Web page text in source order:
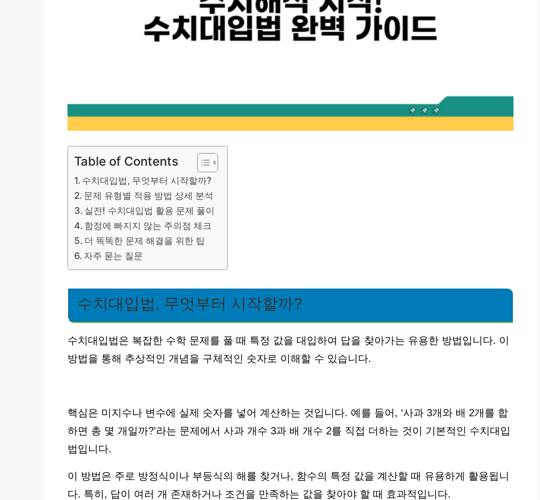
Table of Contents
수치대입법, 무엇부터 시작할까?
문제 유형별 적용 방법 상세 분석
실전! 수치대입법 활용 문제 풀이
함정에 빠지지 않는 주의점 체크
더 똑똑한 문제 해결을 위한 팁
자주 묻는 질문
수치대입법, 무엇부터 시작할까?
수치대입법은 복잡한 수학 문제를 풀 때 특정 값을 대입하여 답을 찾아가는 유용한 방법입니다. 이
방법을 통해 추상적인 개념을 구체적인 숫자로 이해할 수 있습니다.
핵심은 미지수나 변수에 실제 숫자를 넣어 계산하는 것입니다. 예를 들어, ‘사과 3개와 배 2개를 합
하면 총 몇 개일까?’라는 문제에서 사과 개수 3과 배 개수 2를 직접 더하는 것이 기본적인 수치대입
법입니다.
이 방법은 주로 방정식이나 부등식의 해를 찾거나, 함수의 특정 값을 계산할 때 유용하게 활용됩니
다. 특히, 답이 여러 개 존재하거나 조건을 만족하는 값을 찾아야 할 때 효과적입니다.